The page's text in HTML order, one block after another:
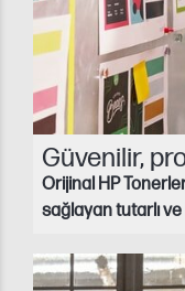
Güvenilir,
Orijinal HP
sağlayan tutarlı